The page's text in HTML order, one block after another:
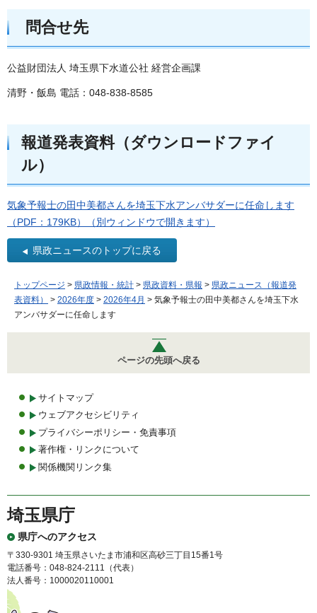
問合せ先
公益財団法人 埼玉県下水道公社 経営企画課
清野・飯島 電話：048-838-8585
報道発表資料（ダウンロードファイ
ル）
気象予報士の田中美都さんを埼玉下水アンバサダーに任命します
（PDF：179KB）（別ウィンドウで開きます）
県政ニュースのトップに戻る
トップページ > 県政情報・統計 > 県政資料・県報 > 県政ニュース（報道発
表資料）
> 2026年度 > 2026年4月 > 気象予報士の田中美都さんを埼玉下水
アンバサダーに任命します
ページの先頭へ戻る
サイトマップ
ウェブアクセシビリティ
プライバシーポリシー・免責事項
著作権・リンクについて
関係機関リンク集
埼玉県庁
県庁へのアクセス
〒330-9301 埼玉県さいたま市浦和区高砂三丁目15番1号
電話番号：048-824-2111（代表）
法人番号：1000020110001